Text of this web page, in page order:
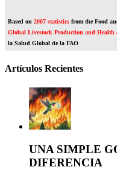
Based on 2007 statistics from the Food
Global Livestock Production and Health
la Salud Global de la FAO
Artículos Recientes
UNA SIMPLE
DIFERENCIA